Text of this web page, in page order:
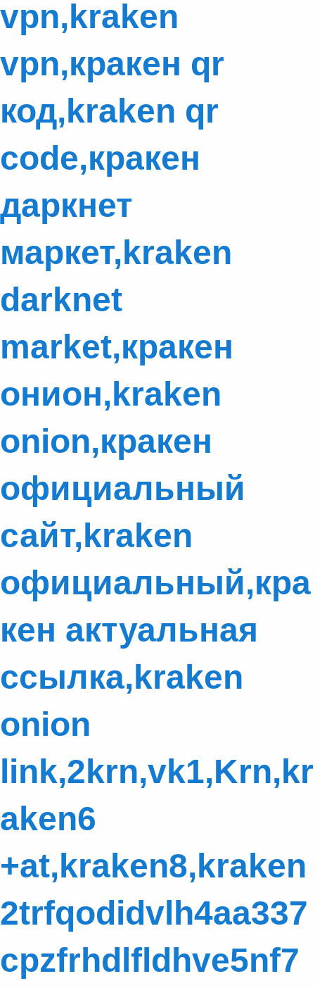
vpn,kraken
vpn,кракен qr
код,kraken qr
code,кракен
даркнет
маркет,kraken
darknet
market,кракен
онион,kraken
onion,кракен
официальный
сайт,kraken
официальный,кра
кен актуальная
ссылка,kraken
onion
link,2krn,vk1,Krn,kr
aken6
+at,kraken8,kraken
2trfqodidvlh4aa337
cpzfrhdlfldhve5nf7